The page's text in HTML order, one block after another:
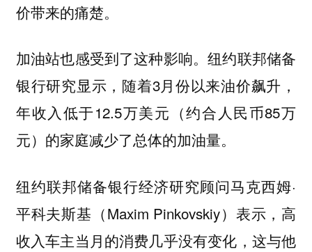
价带来的痛楚。
加油站也感受到了这种影响。纽约联邦储备
银行研究显示，随着3月份以来油价飙升，
年收入低于12.5万美元（约合人民币85万
元）的家庭减少了总体的加油量。
纽约联邦储备银行经济研究顾问马克西姆·
平科夫斯基（Maxim Pinkovskiy）表示，高
收入车主当月的消费几乎没有变化，这与他